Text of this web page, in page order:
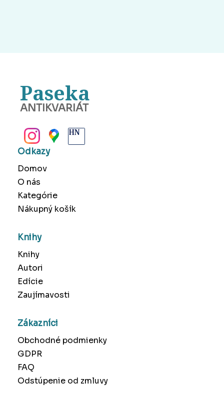
Paseka
ANTIKVARIÁT
Odkazy
Domov
O nás
Kategórie
Nákupný košík
Knihy
Knihy
Autori
Edície
Zaujímavosti
Zákazníci
Obchodné podmienky
GDPR
FAQ
Odstúpenie od zmluvy